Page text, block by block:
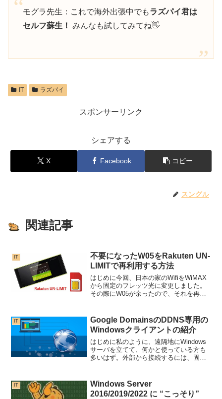
モグラ先生：これで海外出張中でもラズパイ君は
セルフ蘇生！ みんなも試してみてね👋
IT ラズパイ
スポンサーリンク
シェアする
X Facebook コピー
スングル
関連記事
IT
不要になったW05をRakuten UN-
LIMITで再利用する方法
はじめに今回、日本の家のWifiをWiMAX
から固定のフレッツ光に変更しました。
その際にW05が余ったので、それを再利
思います。前準備１．下記のものをダ...
IT
Google DomainsのDDNS専用の
Windowsクライアントの紹介
はじめに私のように、遠隔地にWindows
サーバを立てて、何かと使っている方も
多いはず。外部から接続するには、固定
セットされるごとに、IPが変わってしま
うので、DDN...
IT
Windows Server
2016/2019/2022 に “こっそり”